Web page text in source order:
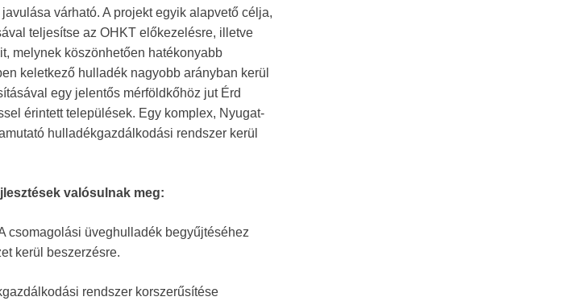
várható. A projekt egyik alapvető célja,
teljesítse az OHKT előkezelésre, illetve
melynek köszönhetően hatékonyabb
keletkező hulladék nagyobb arányban kerül
egy jelentős mérföldkőhöz jut Érd
érintett települések. Egy komplex, Nyugat-
hulladékgazdálkodási rendszer kerül
valósulnak meg:
csomagolási üveghulladék begyűjtéséhez
kerül beszerzésre.
rendszer korszerűsítése